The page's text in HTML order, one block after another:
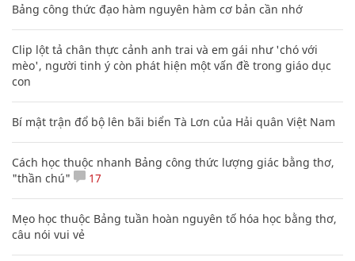
Bảng công thức đạo hàm nguyên hàm cơ bản cần nhớ
Clip lột tả chân thực cảnh anh trai và em gái như 'chó với
mèo', người tinh ý còn phát hiện một vấn đề trong giáo dục
con
Bí mật trận đổ bộ lên bãi biển Tà Lơn của Hải quân Việt Nam
Cách học thuộc nhanh Bảng công thức lượng giác bằng thơ,
"thần chú"
17
Mẹo học thuộc Bảng tuần hoàn nguyên tố hóa học bằng thơ,
câu nói vui vẻ